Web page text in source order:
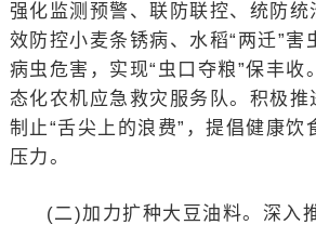
强化监测预警、联防联控、统防统
效防控小麦条锈病、水稻“两迁”害
病虫危害，实现“虫口夺粮”保丰收
态化农机应急救灾服务队。积极推
制止“舌尖上的浪费”，提倡健康饮
压力。
(二)加力扩种大豆油料。深入